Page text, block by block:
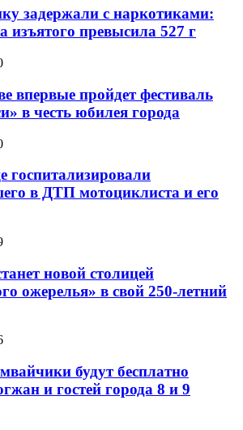
задержали с наркотиками:
изъятого превысила 527 г
впервые пройдет фестиваль
в честь юбилея города
госпитализировали
в ДТП мотоциклиста и его
новой столицей
ожерелья» в свой 250-летний
будут бесплатно
и гостей города 8 и 9